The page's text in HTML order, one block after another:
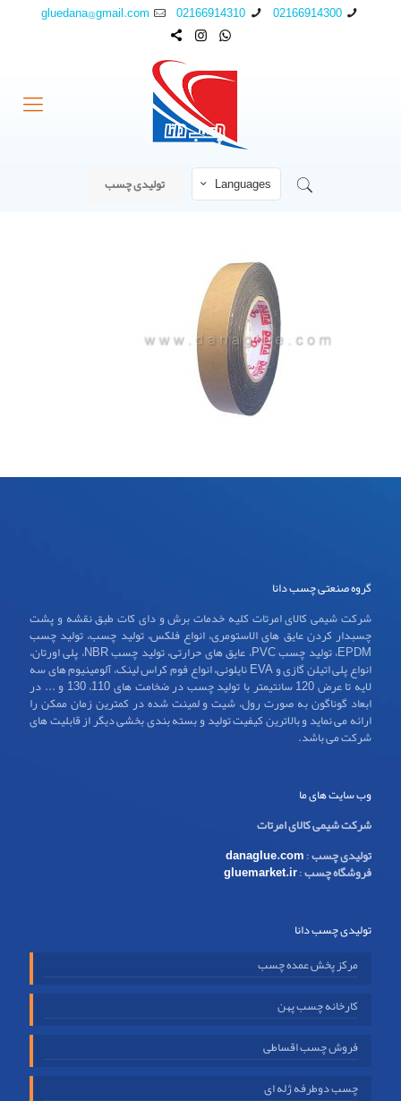
02166914300
02166914310
gluedana@gmail.com
Languages تولیدی چسب
گروه صنعتی چسب دانا
شرکت شیمی کالای امرتات کلیه خدمات برش و دای کات طبق نقشه و پشت
چسبدار کردن عایق های الاستومری، انواع فلکس، تولید چسب، تولید چسب
EPDM، تولید چسب PVC، عایق های حرارتی، تولید چسب NBR، پلی اورتان،
انواع پلی اتیلن گازی و EVA نایلونی، انواع فوم کراس لینک، آلومینیوم های سه
لایه تا عرض 120 سانتیمتر با تولید چسب در ضخامت های 110، 130 و ... در
ابعاد گوناگون به صورت رول، شیت و لمینت شده در کمترین زمان ممکن را
ارائه می نماید و بالاترین کیفیت تولید و بسته بندی بخشی دیگر از قابلیت های
شرکت می باشد.
وب سایت های ما
شرکت شیمی کالای امرتات
تولیدی چسب:
danaglue.com
فروشگاه چسب:
gluemarket.ir
تولیدی چسب دانا
مرکز پخش عمده چسب
کارخانه چسب پهن
فروش چسب اقساطی
چسب دوطرفه ژله ای